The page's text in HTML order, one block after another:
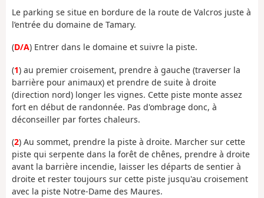
Le parking se situe en bordure de la route de Valcros juste à
l’entrée du domaine de Tamary.
(D/A) Entrer dans le domaine et suivre la piste.
(1) au premier croisement, prendre à gauche (traverser la
barrière pour animaux) et prendre de suite à droite
(direction nord) longer les vignes. Cette piste monte assez
fort en début de randonnée. Pas d'ombrage donc, à
déconseiller par fortes chaleurs.
(2) Au sommet, prendre la piste à droite. Marcher sur cette
piste qui serpente dans la forêt de chênes, prendre à droite
avant la barrière incendie, laisser les départs de sentier à
droite et rester toujours sur cette piste jusqu'au croisement
avec la piste Notre-Dame des Maures.